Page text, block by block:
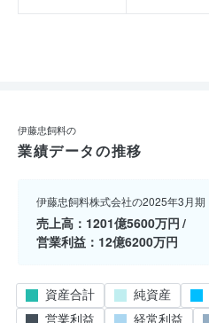
伊藤忠飼料の
業績データの推移
伊藤忠飼料株式会社の2025年3月期
売上高
1201億5600万円
営業利益
12億6200万円
資産合計 純資産
営業利益
経常利益